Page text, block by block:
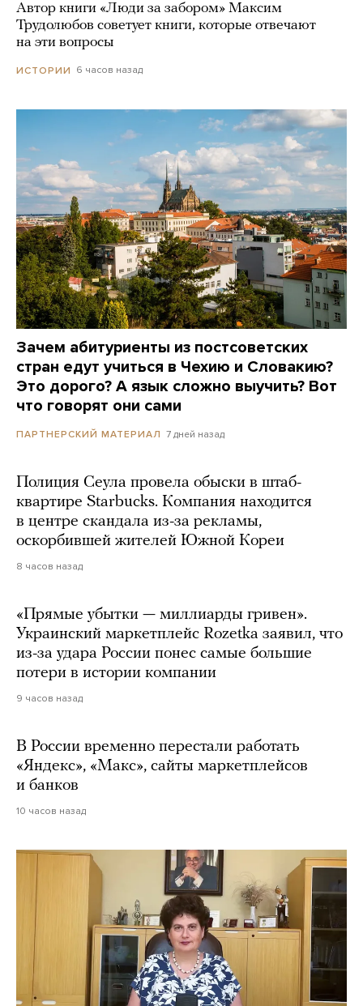
Автор книги «Люди за забором» Максим
Трудолюбов советует книги, которые отвечают
на эти вопросы
ИСТОРИИ 6 часов назад
Зачем абитуриенты из постсоветских
стран едут учиться в Чехию и Словакию?
Это дорого? А язык сложно выучить? Вот
что говорят они сами
ПАРТНЕРСКИЙ МАТЕРИАЛ 7 дней назад
Полиция Сеула провела обыски в штаб-
квартире Starbucks. Компания находится
в центре скандала из-за рекламы,
оскорбившей жителей Южной Кореи
8 часов назад
«Прямые убытки — миллиарды гривен».
Украинский маркетплейс Rozetka заявил, что
из-за удара России понес самые большие
потери в истории компании
9 часов назад
В России временно перестали работать
«Яндекс», «Макс», сайты маркетплейсов
и банков
10 часов назад